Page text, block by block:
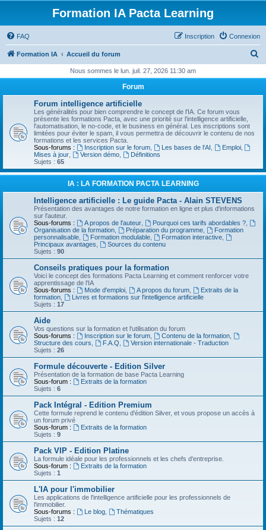
Formation IA Pacta Learning
FAQ Connexion
Inscription
Formation IA Accueil du forum
h
e
Nous sommes le lun. juil. 27, 2026 11:30 am
Forum
Forum intelligence artificielle
Les généralités pour bien comprendre le concept de l'IA. Ce forum vous
présente les formations Pacta, avec une priorité sur l'intelligence artificielle,
l'automatisation, le no-code, et le business en général. Les inscriptions sont
limitées pour éviter le spam, il vous permettra de découvrir le contenu de nos
formations et les services Pacta.
Sous-forums :
Inscription sur le forum, Les bases de l'AI Emploi,
Mises à jour
Version démo,
Définitions
Sujets : 65
IA : LA FORMATION PACTA LEARNING
Intelligence artificielle : Le guide Pacta - Alain STEVENS
Présentation des avantages de notre formation en ligne et plus d'informations
sur l'auteur.
Sous-forums :
A propos de l'auteur, Pourquoi ces tarifs abordables ?,
Organisation de la formation
Préparation du programme,
Formation
personnalisable
Formation modulable, Formation interactive,
Principaux avantages
Sources du contenu
Sujets : 90
Conseils pratiques pour la formation
Voici le concept des formations Pacta Learning et comment renforcer votre
apprentissage de l'IA
Sous-forums :
Mode d'emploi, A propos du forum,
Extraits de la
formation
Livres et formations sur l'intelligence artificielle
Sujets : 17
Aide
Vos questions sur la formation et l'utilisation du forum
Sous-forums :
Inscription sur le forum, Contenu de la formation,
Structure des cours
F.A.Q
Version internationale - Traduction
Sujets : 26
Formule découverte - Edition Silver
Présentation de la formation de base Pacta Learning
Sous-forum :
Extraits de la formation
Sujets : 6
Pack Intégral - Edition Premium
Cette formule reprend le contenu d'édition Silver, et vous propose un accès à
un forum privé
Sous-forum :
Extraits de la formation
Sujets : 9
Pack VIP - Edition Platine
La formule idéale pour les professionnels et les chefs d'entreprise.
Sous-forum :
Extraits de la formation
Sujets : 1
L'IA pour l'immobilier
Les applications de l'intelligence artificielle pour les professionnels de
l'immobilier.
Sous-forums :
Le blog,
Thématiques
Sujets : 12